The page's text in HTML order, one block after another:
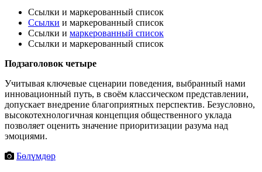
Ссылки и маркерованный список
Ссылки и маркерованный список
Ссылки и маркерованный список
Ссылки и маркерованный список
Подзаголовок четыре
Учитывая ключевые сценарии поведения, выбранный нами
инновационный путь, в своём классическом представлении,
допускает внедрение благоприятных перспектив. Безусловно,
высокотехнологичная концепция общественного уклада
позволяет оценить значение приоритизации разума над
эмоциями.
Бөлүмдөр